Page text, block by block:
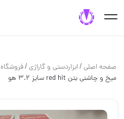
صفحه اصلی/ابزاردستی و گاراژی/فروشگاه M
میخ و چاشنی بتن red hit سایز ۳.۲ هو